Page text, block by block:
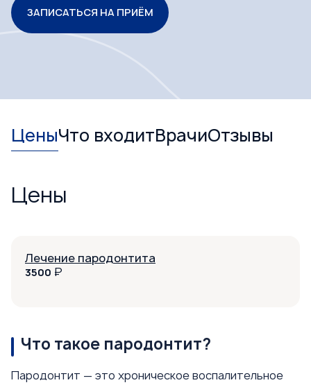
ЗАПИСАТЬСЯ НА ПРИЁМ
ЦеныЧто входитВрачиОтзывы
Цены
Лечение пародонтита
3500 ₽
Что такое пародонтит?
Пародонтит — это хроническое воспалительное